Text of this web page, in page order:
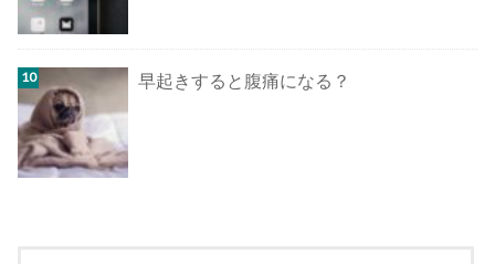
早起きすると腹痛になる？